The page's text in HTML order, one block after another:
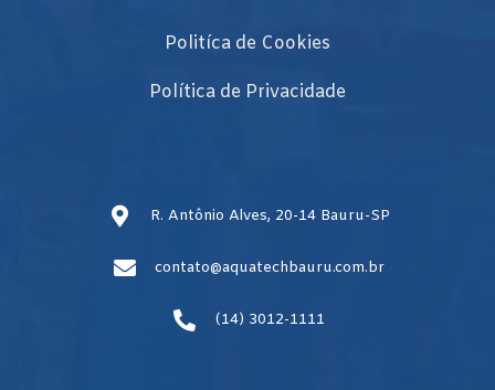
Politíca de Cookies
Política de Privacidade
R. Antônio Alves, 20-14 Bauru-SP
contato@aquatechbauru.com.br
(14) 3012-1111